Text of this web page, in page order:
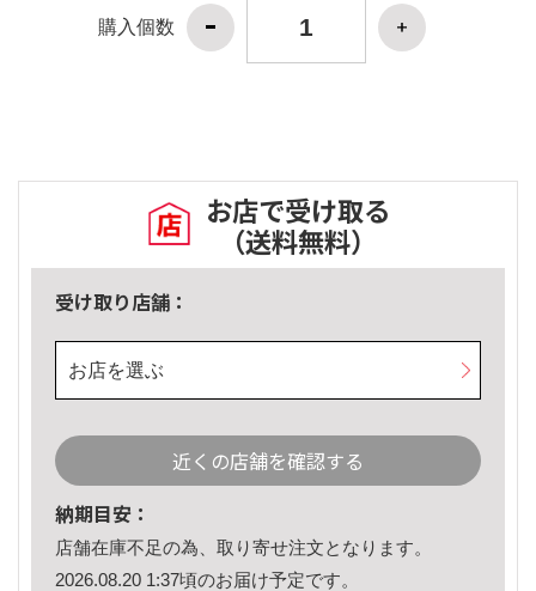
購入個数
お店で受け取る
（送料無料）
受け取り店舗：
お店を選ぶ
近くの店舗を確認する
納期目安：
店舗在庫不足の為、取り寄せ注文となります。
2026.08.20 1:37頃のお届け予定です。